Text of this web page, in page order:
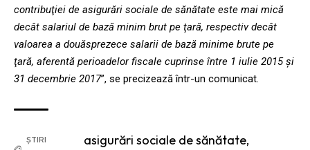
contribuţiei de asigurări sociale de sănătate este mai mică
decât salariul de bază minim brut pe ţară, respectiv decât
valoarea a douăsprezece salarii de bază minime brute pe
ţară, aferentă perioadelor fiscale cuprinse între 1 iulie 2015 şi
31 decembrie 2017”, se precizează într-un comunicat.
ȘTIRI
asigurări sociale de sănătate,